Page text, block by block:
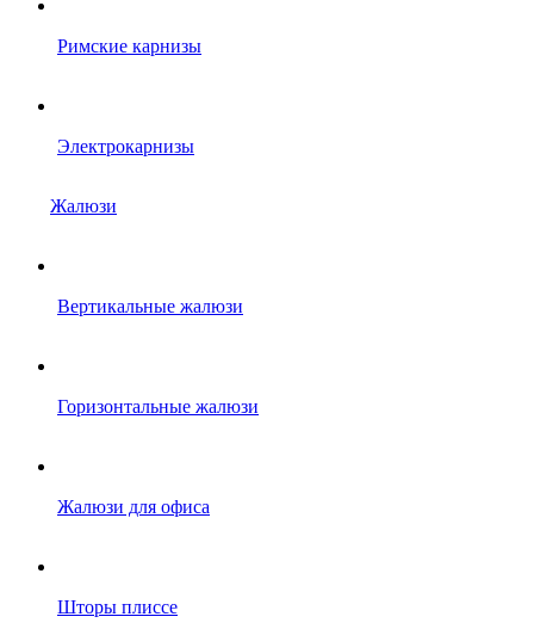
Римские карнизы
Электрокарнизы
Жалюзи
Вертикальные жалюзи
Горизонтальные жалюзи
Жалюзи для офиса
Шторы плиссе